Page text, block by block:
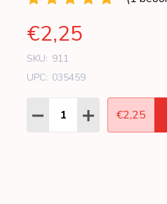
€2,25
SKU: 911
UPC: 035459
Aantal:
HOEVEELHEIDHOEVEELHEID
€2,25